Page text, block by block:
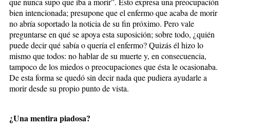
bien intencionada; presupone que el enfermo que acaba de morir
no abría soportado la noticia de su fin próximo. Pero vale
preguntarse en qué se apoya esta suposición; sobre todo, ¿quién
puede decir qué sabía o quería el enfermo? Quizás él hizo lo
mismo que todos: no hablar de su muerte y, en consecuencia,
tampoco de los miedos o preocupaciones que ésta le ocasionaba.
De esta forma se quedó sin decir nada que pudiera ayudarle a
morir desde su propio punto de vista.
¿Una mentira piadosa?